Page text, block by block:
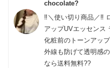
chocolate?
‼️＼使い切り商品／‼️
アップUVエッセンス
化粧前のトーンアッ
外線も防げて透明感
なら送料無料??